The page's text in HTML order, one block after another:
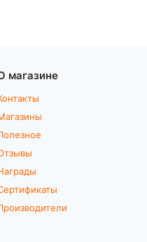
магазине